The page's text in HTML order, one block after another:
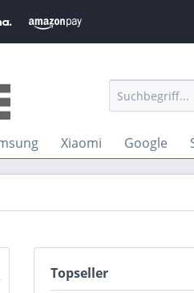
Xiaomi Google
Topseller